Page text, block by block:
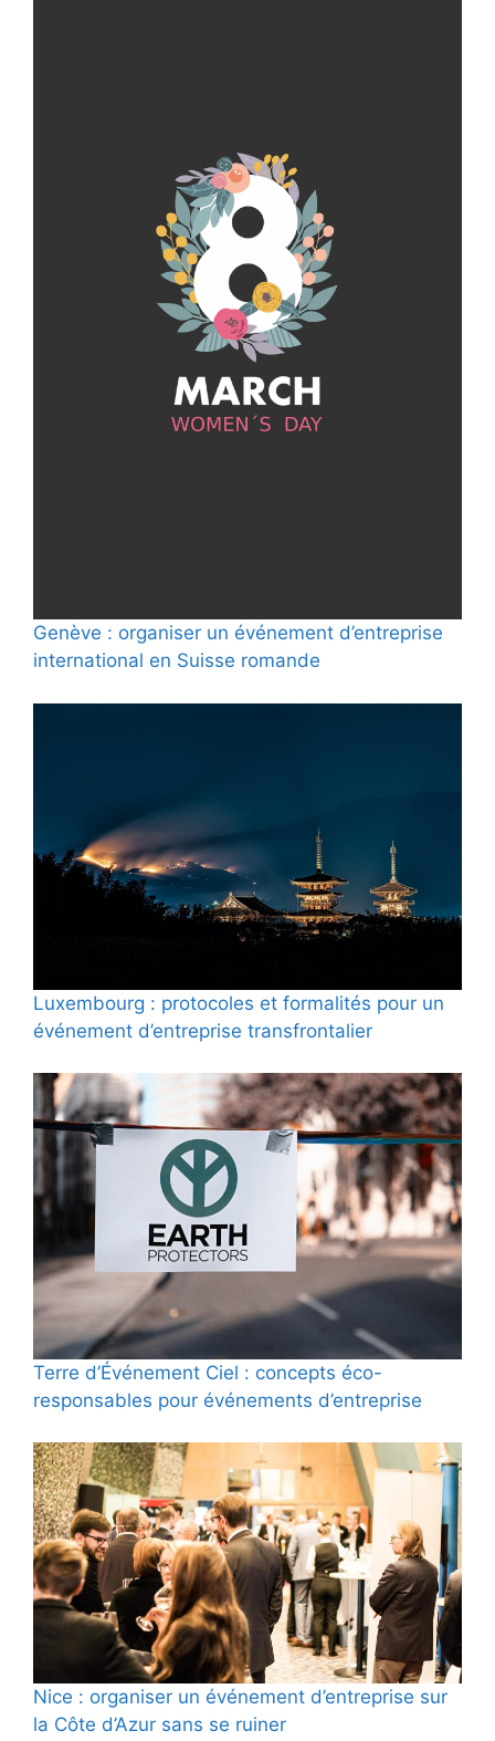
Genève : organiser un événement d’entreprise
international en Suisse romande
Luxembourg : protocoles et formalités pour un
événement d’entreprise transfrontalier
Terre d’Événement Ciel : concepts éco-
responsables pour événements d’entreprise
Nice : organiser un événement d’entreprise sur
la Côte d’Azur sans se ruiner